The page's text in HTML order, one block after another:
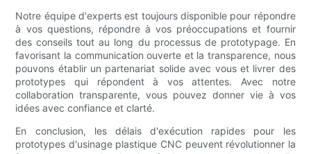
Notre équipe d'experts est toujours disponible pour répondre
à vos questions, répondre à vos préoccupations et fournir
des conseils tout au long du processus de prototypage. En
favorisant la communication ouverte et la transparence, nous
pouvons établir un partenariat solide avec vous et livrer des
prototypes qui répondent à vos attentes. Avec notre
collaboration transparente, vous pouvez donner vie à vos
idées avec confiance et clarté.
En conclusion, les délais d'exécution rapides pour les
prototypes d'usinage plastique CNC peuvent révolutionner la